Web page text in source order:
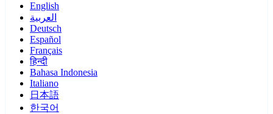
English
العربية
Deutsch
Español
Français
हिन्दी
Bahasa Indonesia
Italiano
日本語
한국어